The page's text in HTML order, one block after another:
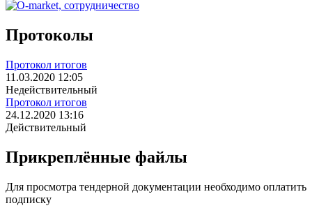
Протоколы
Протокол итогов
11.03.2020 12:05
Недействительный
Протокол итогов
24.12.2020 13:16
Действительный
Прикреплённые файлы
Для просмотра тендерной документации необходимо оплатить
подписку